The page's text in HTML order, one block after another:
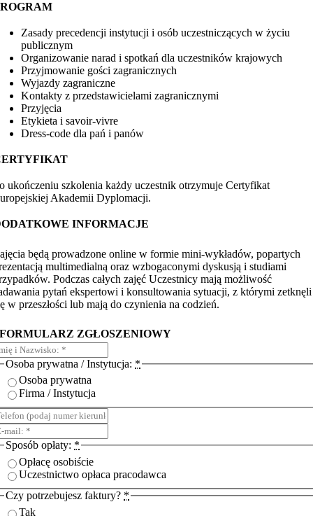
Zasady precedencji instytucji i osób uczestniczących w życiu
publicznym
Organizowanie narad i spotkań dla uczestników krajowych
Przyjmowanie gości zagranicznych
Wyjazdy zagraniczne
Kontakty z przedstawicielami zagranicznymi
Przyjęcia
Etykieta i savoir-vivre
Dress-code dla pań i panów
ukończeniu szkolenia każdy uczestnik otrzymuje Certyfikat
Akademii Dyplomacji.
INFORMACJE
będą prowadzone online w formie mini-wykładów, popartych
multimedialną oraz wzbogaconymi dyskusją i studiami
Podczas całych zajęć Uczestnicy mają możliwość
pytań ekspertowi i konsultowania sytuacji, z którymi zetknęli
w przeszłości lub mają do czynienia na codzień.
FORMULARZ ZGŁOSZENIOWY
Osoba prywatna / Instytucja: *
Osoba prywatna
Firma / Instytucja
Sposób opłaty: *
Opłacę osobiście
Uczestnictwo opłaca pracodawca
Czy potrzebujesz faktury? *
Tak